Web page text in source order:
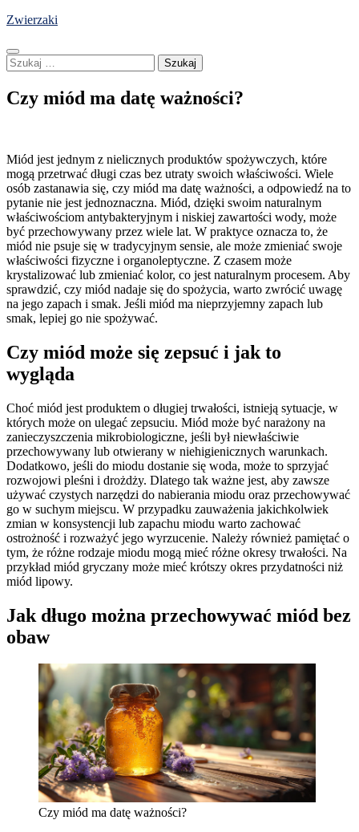
Skip
content
Zwierzaki
Szukaj:
Czy miód ma datę ważności?
Miód jest jednym z nielicznych produktów spożywczych, które
mogą przetrwać długi czas bez utraty swoich właściwości. Wiele
osób zastanawia się, czy miód ma datę ważności, a odpowiedź na to
pytanie nie jest jednoznaczna. Miód, dzięki swoim naturalnym
właściwościom antybakteryjnym i niskiej zawartości wody, może
być przechowywany przez wiele lat. W praktyce oznacza to, że
miód nie psuje się w tradycyjnym sensie, ale może zmieniać swoje
właściwości fizyczne i organoleptyczne. Z czasem może
krystalizować lub zmieniać kolor, co jest naturalnym procesem. Aby
sprawdzić, czy miód nadaje się do spożycia, warto zwrócić uwagę
na jego zapach i smak. Jeśli miód ma nieprzyjemny zapach lub
smak, lepiej go nie spożywać.
Czy miód może się zepsuć i jak to
wygląda
Choć miód jest produktem o długiej trwałości, istnieją sytuacje, w
których może on ulegać zepsuciu. Miód może być narażony na
zanieczyszczenia mikrobiologiczne, jeśli był niewłaściwie
przechowywany lub otwierany w niehigienicznych warunkach.
Dodatkowo, jeśli do miodu dostanie się woda, może to sprzyjać
rozwojowi pleśni i drożdży. Dlatego tak ważne jest, aby zawsze
używać czystych narzędzi do nabierania miodu oraz przechowywać
go w suchym miejscu. W przypadku zauważenia jakichkolwiek
zmian w konsystencji lub zapachu miodu warto zachować
ostrożność i rozważyć jego wyrzucenie. Należy również pamiętać o
tym, że różne rodzaje miodu mogą mieć różne okresy trwałości. Na
przykład miód gryczany może mieć krótszy okres przydatności niż
miód lipowy.
Jak długo można przechowywać miód bez
obaw
Czy miód ma datę ważności?